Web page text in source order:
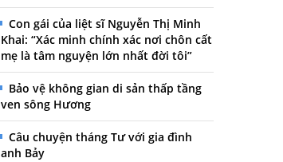
Con gái của liệt sĩ Nguyễn Thị Minh
Khai: “Xác minh chính xác nơi chôn cất
mẹ là tâm nguyện lớn nhất đời tôi”
Bảo vệ không gian di sản thấp tầng
ven sông Hương
Câu chuyện tháng Tư với gia đình
anh Bảy